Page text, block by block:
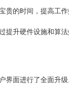
贵的时间，提高工作
提升硬件设施和算
界面进行了全面升